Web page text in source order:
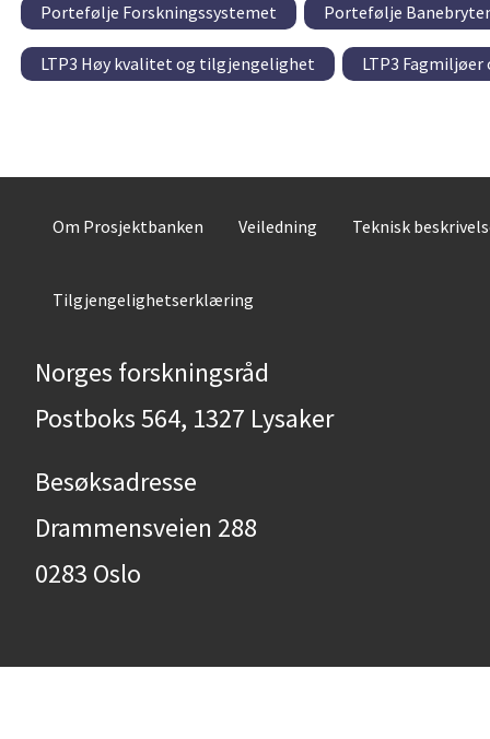
Portefølje Forskningssystemet Portefølje
LTP3 Høy kvalitet og tilgjengelighet LTP3
Om Prosjektbanken Veiledning Teknisk
Tilgjengelighetserklæring
Norges forskningsråd
Postboks 564, 1327 Lysaker
Besøksadresse
Drammensveien 288
0283 Oslo